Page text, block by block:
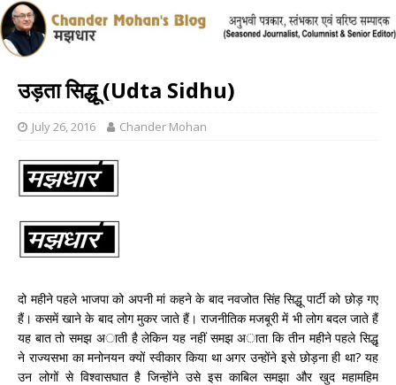
उड़ता सिद्धू (Udta Sidhu)
July 26, 2016 Chander Mohan
दो महीने पहले भाजपा को अपनी मां कहने के बाद नवजोत सिंह सिद्धू पार्टी को छोड़ गए
हैं। कसमें खाने के बाद लोग मुकर जाते हैं। राजनीतिक मजबूरी में भी लोग बदल जाते हैं
यह बात तो समझ अाती है लेकिन यह नहीं समझ अाता कि तीन महीने पहले सिद्धू
ने राज्यसभा का मनोनयन क्यों स्वीकार किया था अगर उन्होंने इसे छोड़ना ही था? यह
उन लोगों से विश्वासघात है जिन्होंने उसे इस काबिल समझा और खुद महामहिम